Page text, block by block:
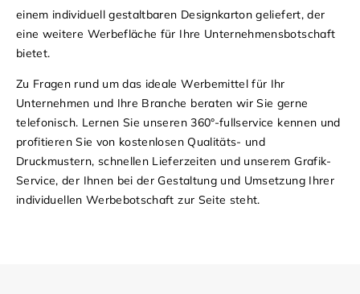
einem individuell gestaltbaren Designkarton geliefert, der
eine weitere Werbefläche für Ihre Unternehmensbotschaft
bietet.
Zu Fragen rund um das ideale Werbemittel für Ihr
Unternehmen und Ihre Branche beraten wir Sie gerne
telefonisch. Lernen Sie unseren 360°-fullservice kennen und
profitieren Sie von kostenlosen Qualitäts- und
Druckmustern, schnellen Lieferzeiten und unserem Grafik-
Service, der Ihnen bei der Gestaltung und Umsetzung Ihrer
individuellen Werbebotschaft zur Seite steht.